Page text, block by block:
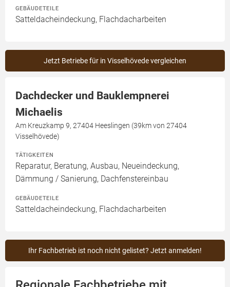
GEBÄUDETEILE
Satteldacheindeckung, Flachdacharbeiten
Jetzt Betriebe für in Visselhövede vergleichen
Dachdecker und Bauklempnerei
Michaelis
Am Kreuzkamp 9, 27404 Heeslingen (39km von 27404
Visselhövede)
TÄTIGKEITEN
Reparatur, Beratung, Ausbau, Neueindeckung,
Dämmung / Sanierung, Dachfenstereinbau
GEBÄUDETEILE
Satteldacheindeckung, Flachdacharbeiten
Ihr Fachbetrieb ist noch nicht gelistet? Jetzt anmelden!